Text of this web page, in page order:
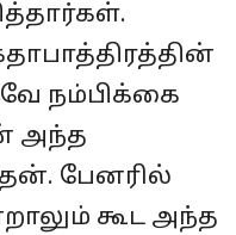
நம்பிக்கை
அந்த
பேனரில்
கூட அந்த